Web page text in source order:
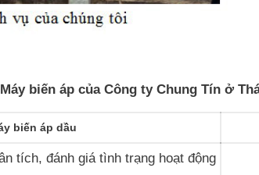
biến áp của Công ty Chung Tín ở
biến áp dầu
tích, đánh giá tình trạng hoạt động